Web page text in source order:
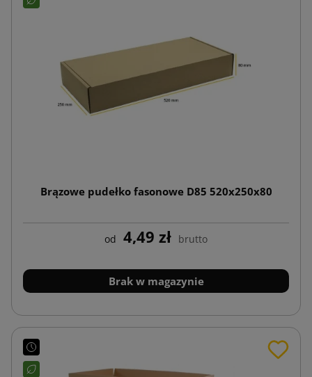
Brązowe pudełko fasonowe D85 520x250x80
od 4,49 zł brutto
Brak w magazynie